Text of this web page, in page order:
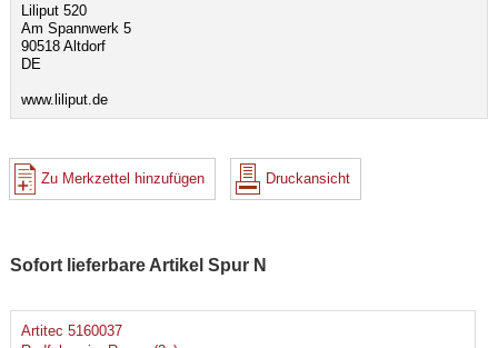
Liliput 520
Am Spannwerk 5
90518 Altdorf
DE
www.liliput.de
Zu Merkzettel hinzufügen Druckansicht
Sofort lieferbare Artikel Spur N
Artitec 5160037